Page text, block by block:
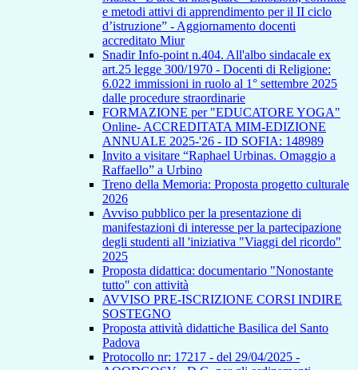
e metodi attivi di apprendimento per il II ciclo
d’istruzione” - Aggiornamento docenti
accreditato Miur
Snadir Info-point n.404. All'albo sindacale ex
art.25 legge 300/1970 - Docenti di Religione:
6.022 immissioni in ruolo al 1° settembre 2025
dalle procedure straordinarie
FORMAZIONE per "EDUCATORE YOGA"
Online- ACCREDITATA MIM-EDIZIONE
ANNUALE 2025-'26 - ID SOFIA: 148989
Invito a visitare “Raphael Urbinas. Omaggio a
Raffaello” a Urbino
Treno della Memoria: Proposta progetto culturale
2026
Avviso pubblico per la presentazione di
manifestazioni di interesse per la partecipazione
degli studenti all 'iniziativa "Viaggi del ricordo"
2025
Proposta didattica: documentario "Nonostante
tutto" con attività
AVVISO PRE-ISCRIZIONE CORSI INDIRE
SOSTEGNO
Proposta attività didattiche Basilica del Santo
Padova
Protocollo nr: 17217 - del 29/04/2025 -